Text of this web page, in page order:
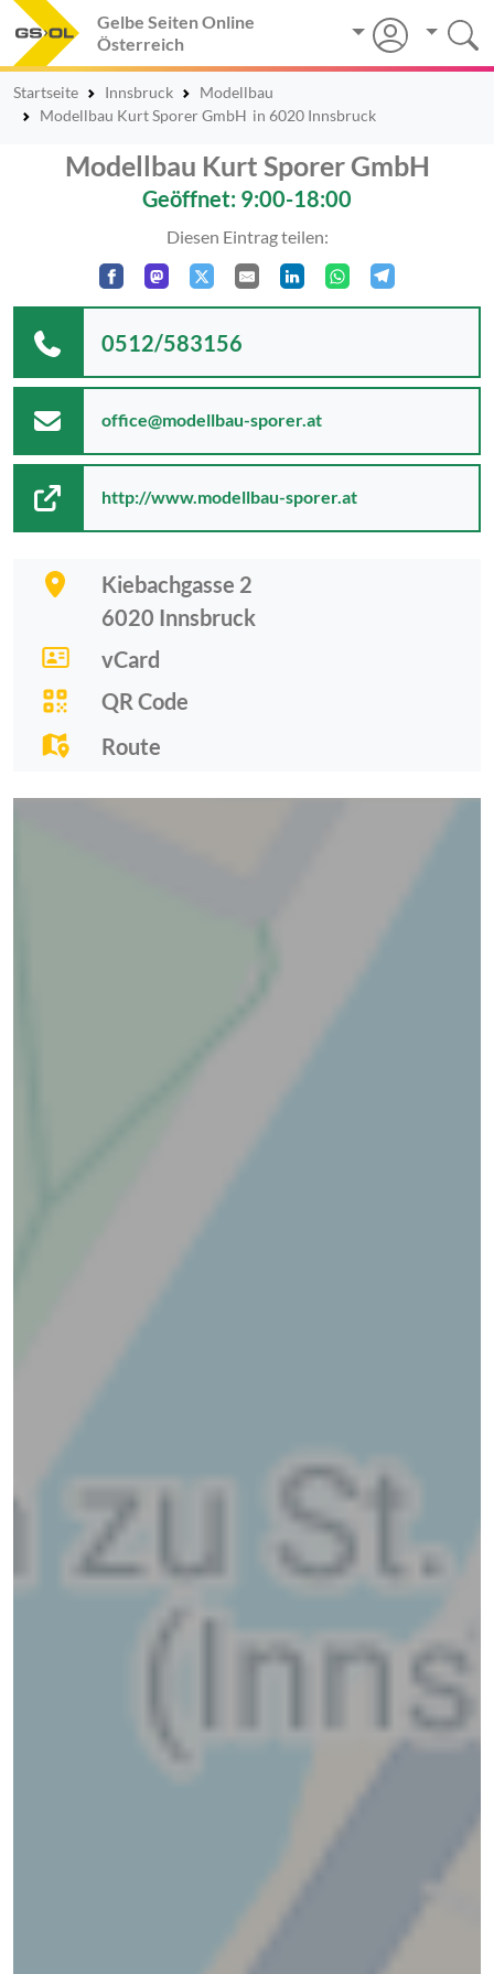
Gelbe Seiten Online
Österreich
Startseite Innsbruck
Modellbau
Modellbau Kurt Sporer GmbH in 6020 Innsbruck
Modellbau Kurt Sporer GmbH
Geöffnet: 9:00-18:00
Diesen Eintrag teilen:
Kiebachgasse 2
6020 Innsbruck
vCard
QR Code
Route
0512/583156
office@modellbau-sporer.at
http://www.modellbau-sporer.at